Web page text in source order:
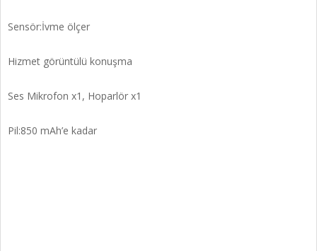
Sensör:İvme ölçer
Hizmet görüntülü konuşma
Ses Mikrofon x1, Hoparlör x1
Pil:850 mAh’e kadar